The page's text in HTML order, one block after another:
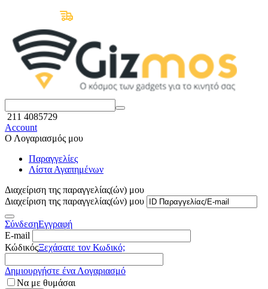
211 4085729
Account
Ο Λογαριασμός μου
Παραγγελίες
Λίστα Αγαπημένων
Διαχείριση της παραγγελίας(ών) μου
Διαχείριση της παραγγελίας(ών) μου
ΣύνδεσηΕγγραφή
E-mail
ΚώδικόςΞεχάσατε τον Κωδικό;
Δημιουργήστε ένα Λογαριασμό
Να με θυμάσαι